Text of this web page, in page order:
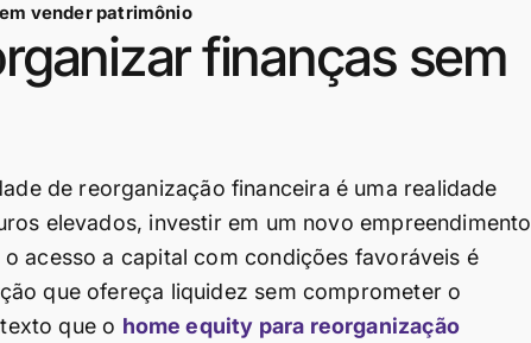
vender patrimônio
finanças sem
de reorganização financeira é uma realidade
elevados, investir em um novo empreendimento
acesso a capital com condições favoráveis é
que ofereça liquidez sem comprometer o
que o home equity para reorganização